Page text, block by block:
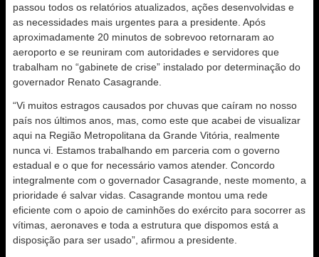
passou todos os relatórios atualizados, ações desenvolvidas e
as necessidades mais urgentes para a presidente. Após
aproximadamente 20 minutos de sobrevoo retornaram ao
aeroporto e se reuniram com autoridades e servidores que
trabalham no “gabinete de crise” instalado por determinação do
governador Renato Casagrande.
“Vi muitos estragos causados por chuvas que caíram no nosso
país nos últimos anos, mas, como este que acabei de visualizar
aqui na Região Metropolitana da Grande Vitória, realmente
nunca vi. Estamos trabalhando em parceria com o governo
estadual e o que for necessário vamos atender. Concordo
integralmente com o governador Casagrande, neste momento, a
prioridade é salvar vidas. Casagrande montou uma rede
eficiente com o apoio de caminhões do exército para socorrer as
vítimas, aeronaves e toda a estrutura que dispomos está a
disposição para ser usado”, afirmou a presidente.